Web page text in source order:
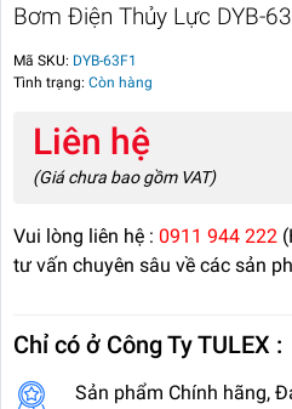
Bơm Điện Thủy Lực DYB-
Mã SKU: DYB-63F1
Tình trạng: Còn hàng
Liên hệ
(Giá chưa bao gồm VAT)
Vui lòng liên hệ : 0911 944 222
tư vấn chuyên sâu về các sản
Chỉ có ở Công Ty TULEX :
Sản phẩm Chính hãng,